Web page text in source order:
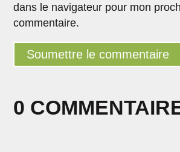
0
dans le navigateur pour mon
commentaire.
Soumettre le commentaire